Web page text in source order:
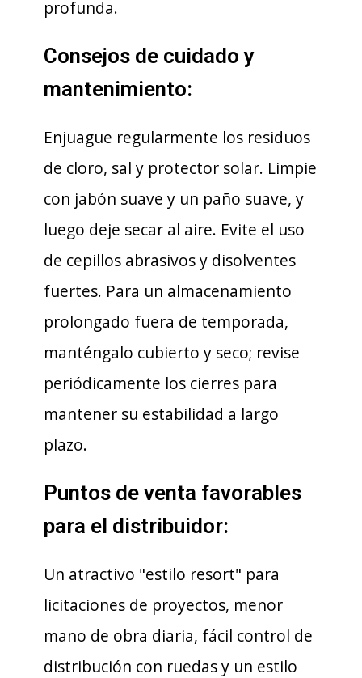
profunda.
Consejos de cuidado y
mantenimiento:
Enjuague regularmente los residuos
de cloro, sal y protector solar. Limpie
con jabón suave y un paño suave, y
luego deje secar al aire. Evite el uso
de cepillos abrasivos y disolventes
fuertes. Para un almacenamiento
prolongado fuera de temporada,
manténgalo cubierto y seco; revise
periódicamente los cierres para
mantener su estabilidad a largo
plazo.
Puntos de venta favorables
para el distribuidor:
Un atractivo "estilo resort" para
licitaciones de proyectos, menor
mano de obra diaria, fácil control de
distribución con ruedas y un estilo